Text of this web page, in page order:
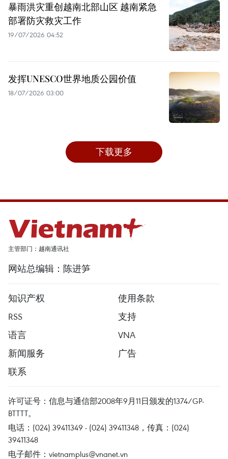
暴雨洪灾重创越南北部山区 越南紧急
部署防灾救灾工作
19/07/2026 04:52
发挥UNESCO世界地质公园价值
18/07/2026 03:00
下载更多
主管部门：越南通讯社
网站总编辑：陈进笋
知识产权
使用条款
RSS
支持
语言
VNA
新闻服务
广告
联系
许可证号：信息与通信部2008年9月11日颁发的1374/GP-
BTTTT。
电话：(024) 39411349 - (024) 39411348，传真：(024)
39411348
电子邮件： vietnamplus@vnanet.vn